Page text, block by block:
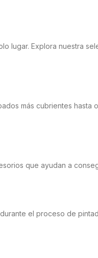
lugar. Explora nuestra
más cubrientes
que ayudan a
el proceso de